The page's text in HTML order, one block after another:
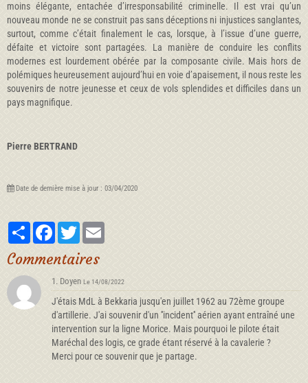
moins élégante, entachée d’irresponsabilité criminelle. Il est vrai qu’un
nouveau monde ne se construit pas sans déceptions ni injustices sanglantes,
surtout, comme c’était finalement le cas, lorsque, à l’issue d’une guerre,
défaite et victoire sont partagées. La manière de conduire les conflits
modernes est lourdement obérée par la composante civile. Mais hors de
polémiques heureusement aujourd’hui en voie d’apaisement, il nous reste les
souvenirs de notre jeunesse et ceux de vols splendides et difficiles dans un
pays magnifique.
Pierre BERTRAND
Date de dernière mise à jour : 03/04/2020
PartagerFacebookTwitter
Commentaires
1. Doyen Le 14/08/2022
J'étais MdL à Bekkaria jusqu'en juillet 1962 au 72ème groupe
d'artillerie. J'ai souvenir d'un ''incident'' aérien ayant entraîné une
intervention sur la ligne Morice. Mais pourquoi le pilote était
Maréchal des logis, ce grade étant réservé à la cavalerie ?
Merci pour ce souvenir que je partage.